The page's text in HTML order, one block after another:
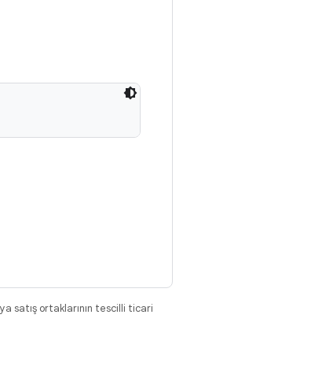
satış ortaklarının tescilli ticari